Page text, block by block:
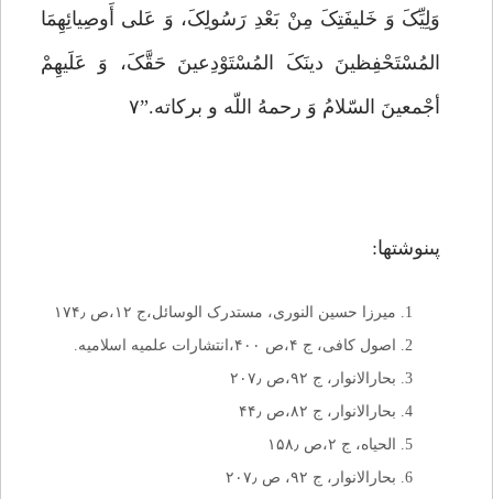
وَلِیِّکَ وَ خَلیفَتِکَ مِنْ بَعْدِ رَسُولِکَ، وَ عَلى أَوصِیائِهِمَا
المُسْتَحْفِظینَ دینَکَ المُسْتَوْدِعینَ حَقَّکَ، وَ عَلَیهِمْ
أجْمعینَ السّلامُ وَ رحمهُ اللّه و برکاته.”۷
پى‏نوشت‏ها:
میرزا حسین النورى، مستدرک الوسائل،ج ۱۲،ص ۱۷۴٫
اصول کافى، ج ۴،ص ۴۰۰،انتشارات علمیه اسلامیه.
بحارالانوار، ج ۹۲،ص ۲۰۷٫
بحارالانوار، ج ۸۲،ص ۴۴٫
الحیاه، ج ۲،ص ۱۵۸٫
بحارالانوار، ج ۹۲، ص ۲۰۷٫